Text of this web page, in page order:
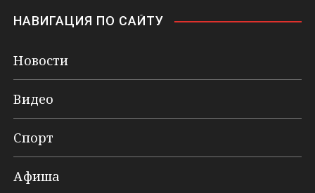
НАВИГАЦИЯ ПО САЙТУ
Новости
Видео
Спорт
Афиша